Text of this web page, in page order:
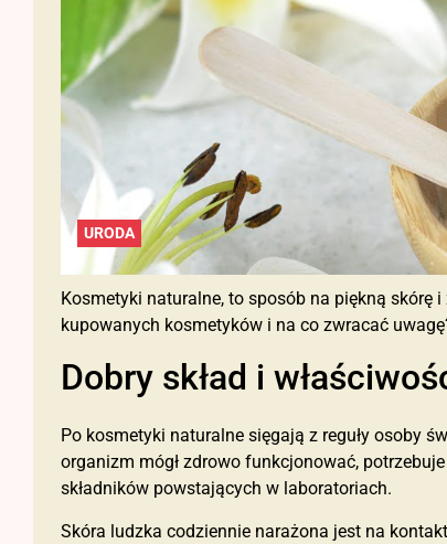
URODA
Kosmetyki naturalne, to sposób na piękną skórę
kupowanych kosmetyków i na co zwracać
Dobry skład i
Po kosmetyki naturalne sięgają z reguły osoby
organizm mógł zdrowo funkcjonować,
składników powstających w laboratoriach.
Skóra ludzka codziennie narażona jest na